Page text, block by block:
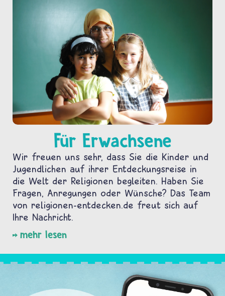
Für Erwachsene
Wir freuen uns sehr, dass Sie die Kinder und
Jugendlichen auf ihrer Entdeckungsreise in
die Welt der Religionen begleiten. Haben Sie
Fragen, Anregungen oder Wünsche? Das Team
von religionen-entdecken.de freut sich auf
Ihre Nachricht.
mehr lesen